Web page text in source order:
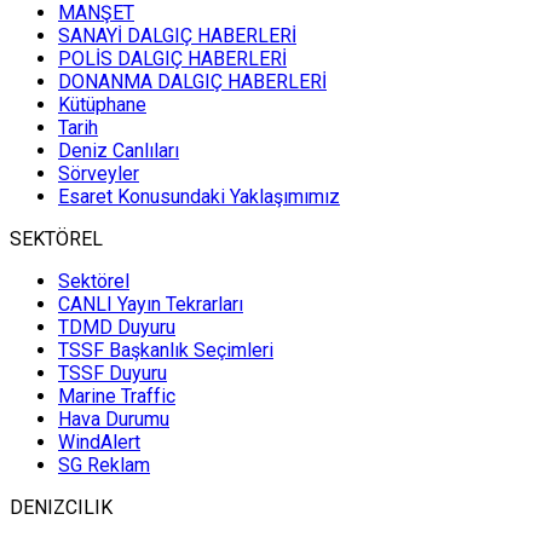
TÜRK KIYI
TEKNELERİ
Tayfun Ahmet’in
Zıpkını
MANŞET
SANAYİ DALGIÇ HABERLERİ
POLİS DALGIÇ HABERLERİ
DONANMA DALGIÇ HABERLERİ
Kütüphane
Tarih
Deniz Canlıları
Sörveyler
Esaret Konusundaki Yaklaşımımız
SEKTÖREL
Sektörel
CANLI Yayın Tekrarları
TDMD Duyuru
TSSF Başkanlık Seçimleri
TSSF Duyuru
Marine Traffic
Hava Durumu
WindAlert
SG Reklam
DENIZCILIK